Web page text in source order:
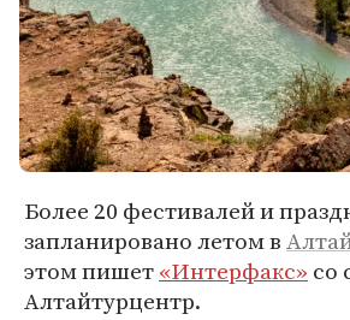
Более 20 фестивалей и
запланировано летом в
этом пишет«Интерфакс» со
Алтайтурцентр.